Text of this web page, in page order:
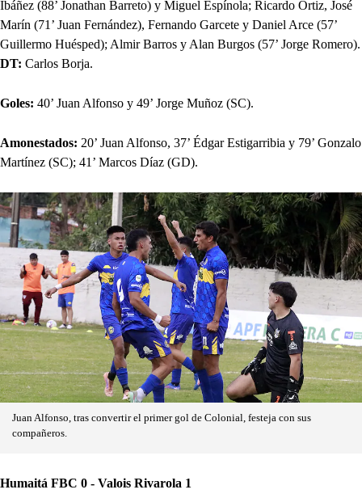
Ibáñez (88’ Jonathan Barreto) y Miguel Espínola; Ricardo Ortiz, José
Marín (71’ Juan Fernández), Fernando Garcete y Daniel Arce (57’
Guillermo Huésped); Almir Barros y Alan Burgos (57’ Jorge Romero).
DT: Carlos Borja.
Goles: 40’ Juan Alfonso y 49’ Jorge Muñoz (SC).
Amonestados: 20’ Juan Alfonso, 37’ Édgar Estigarribia y 79’ Gonzalo
Martínez (SC); 41’ Marcos Díaz (GD).
Juan Alfonso, tras convertir el primer gol de Colonial, festeja con sus
compañeros.
Humaitá FBC 0 - Valois Rivarola 1